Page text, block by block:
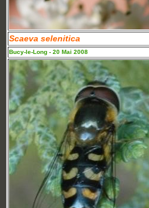
Scaeva selenitica
Bucy-le-Long - 20 Mai 2008